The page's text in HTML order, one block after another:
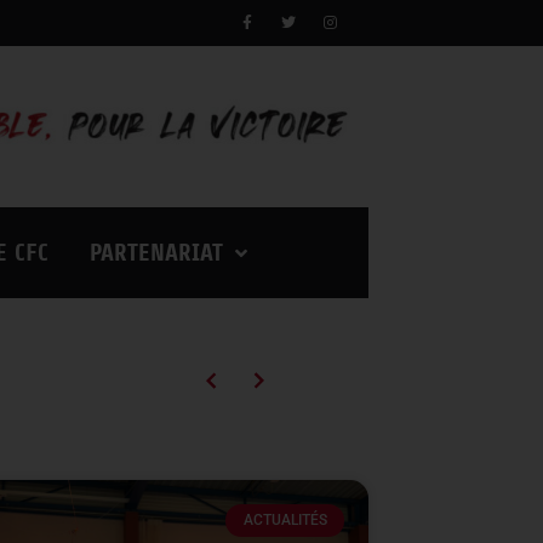
CFC PARTENARIAT
ACTUALITÉS